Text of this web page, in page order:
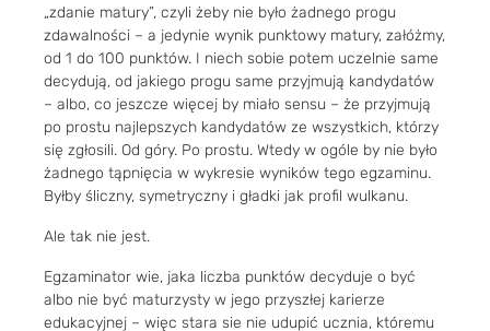
„zdanie matury”, czyli żeby nie było żadnego progu
zdawalności – a jedynie wynik punktowy matury, załóżmy,
od 1 do 100 punktów. I niech sobie potem uczelnie same
decydują, od jakiego progu same przyjmują kandydatów
– albo, co jeszcze więcej by miało sensu – że przyjmują
po prostu najlepszych kandydatów ze wszystkich, którzy
się zgłosili. Od góry. Po prostu. Wtedy w ogóle by nie było
żadnego tąpnięcia w wykresie wyników tego egzaminu.
Byłby śliczny, symetryczny i gładki jak profil wulkanu.
Ale tak nie jest.
Egzaminator wie, jaka liczba punktów decyduje o być
albo nie być maturzysty w jego przyszłej karierze
edukacyjnej – więc stara sie nie udupić ucznia, któremu